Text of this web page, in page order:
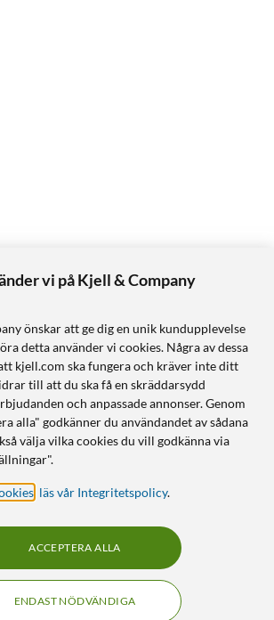
vi på Kjell & Company
önskar att ge dig en unik kundupplevelse
detta använder vi cookies. Några av dessa
kjell.com ska fungera och kräver inte ditt
till att du ska få en skräddarsydd
och anpassade annonser. Genom
alla" godkänner du användandet av sådana
välja vilka cookies du vill godkänna via
läs vår Integritetspolicy.
ENDAST NÖDVÄNDIGA
ACCEPTERA ALLA